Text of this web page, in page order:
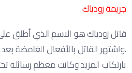
جريمة زودياك
قاتل زودياك هو الاسم الذي أطلق
.واشتهر القاتل بالأفعال الغامضة
بارتكاب المزيد وكانت معظم